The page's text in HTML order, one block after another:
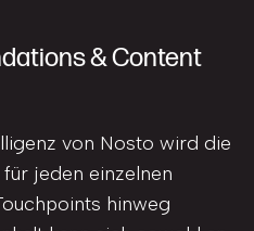
& Content
von Nosto wird die
jeden einzelnen
hinweg